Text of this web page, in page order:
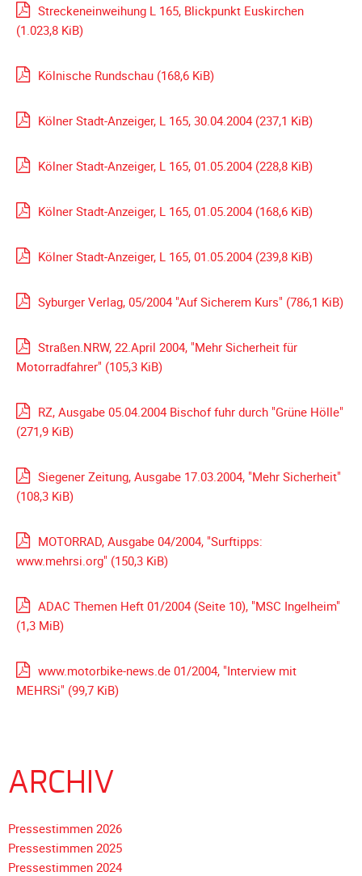
Galerie
2012
2011
2010
2009
2008
2007
2006
2005
Galerie
Videos
Streckeneinweihung L 165, Blickpunkt Euskirchen
(1.023,8 KiB)
Kölnische Rundschau (168,6 KiB)
Kölner Stadt-Anzeiger, L 165, 30.04.2004 (237,1 KiB)
Kölner Stadt-Anzeiger, L 165, 01.05.2004 (228,8 KiB)
Kölner Stadt-Anzeiger, L 165, 01.05.2004 (168,6 KiB)
Kölner Stadt-Anzeiger, L 165, 01.05.2004 (239,8 KiB)
Syburger Verlag, 05/2004 "Auf Sicherem Kurs" (786,1 KiB)
Straßen.NRW, 22.April 2004, "Mehr Sicherheit für
Motorradfahrer" (105,3 KiB)
RZ, Ausgabe 05.04.2004 Bischof fuhr durch "Grüne Hölle"
(271,9 KiB)
Siegener Zeitung, Ausgabe 17.03.2004, "Mehr Sicherheit"
(108,3 KiB)
MOTORRAD, Ausgabe 04/2004, "Surftipps:
www.mehrsi.org" (150,3 KiB)
ADAC Themen Heft 01/2004 (Seite 10), "MSC Ingelheim"
(1,3 MiB)
www.motorbike-news.de 01/2004, "Interview mit
MEHRSi" (99,7 KiB)
ARCHIV
Pressestimmen 2026
Pressestimmen 2025
Pressestimmen 2024